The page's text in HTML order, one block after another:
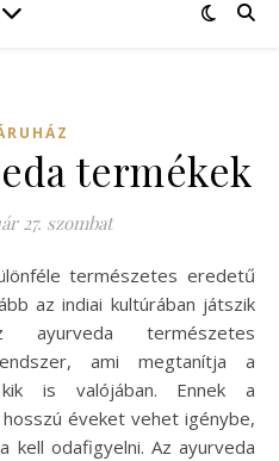
termékek
27. szombat
az indiai kultúrában játszik
természetes
ami megtanítja a
is valójában. Ennek a
éveket vehet igénybe,
kell odafigyelni. Az ayurveda